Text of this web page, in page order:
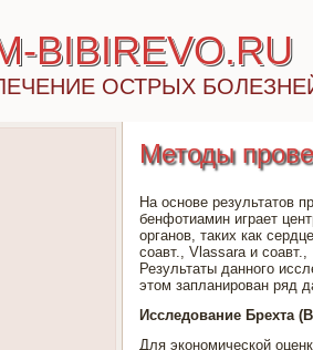
BIBIREVO.RU
ОСТРЫХ
Методы
На основе результатов
бенфотиамин играет
органов, таких как
соавт., Vlassara и
Результаты данного
этом запланирован ряд
Исследование Брехта
Для экономической